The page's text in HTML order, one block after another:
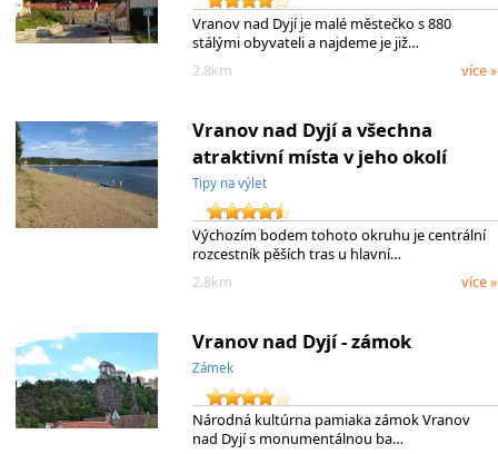
Vranov nad Dyjí je malé městečko s 880
stálými obyvateli a najdeme je již…
2.8km
více »
Vranov nad Dyjí a všechna
atraktivní místa v jeho okolí
Tipy na výlet
Výchozím bodem tohoto okruhu je centrální
rozcestník pěších tras u hlavní…
2.8km
více »
Vranov nad Dyjí - zámok
Zámek
Národná kultúrna pamiaka zámok Vranov
nad Dyjí s monumentálnou ba…